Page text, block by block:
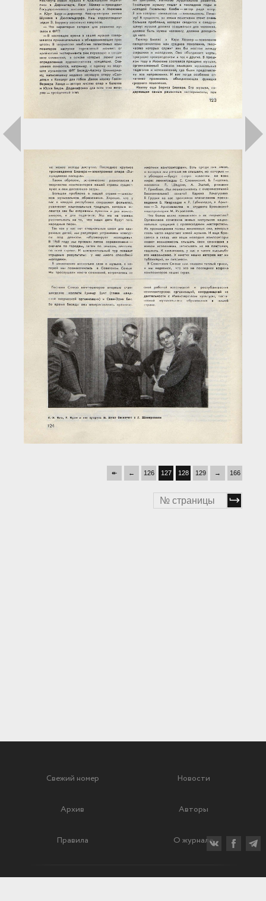
Загрузка...
↞ ← 126 127 128 129 → 166
Свежий номер Новости
Архив Авторы
Правила О журнале